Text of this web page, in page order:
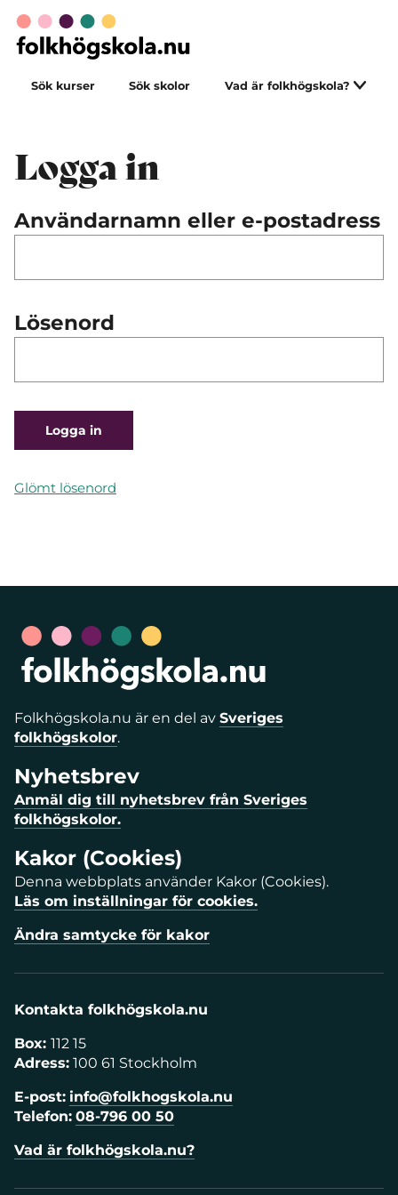
Sök kurser Sök skolor Vad är folkhögskola?
Logga in
Användarnamn eller e-postadress
Lösenord
Glömt lösenord
Folkhögskola.nu är en del av Sveriges
folkhögskolor.
Nyhetsbrev
Anmäl dig till nyhetsbrev från Sveriges
folkhögskolor.
Kakor (Cookies)
Denna webbplats använder Kakor (Cookies).
Läs om inställningar för cookies.
Ändra samtycke för kakor
Kontakta folkhögskola.nu
Box: 112 15
Adress: 100 61 Stockholm
E-post: info@folkhogskola.nu
Telefon: 08-796 00 50
Vad är folkhögskola.nu?